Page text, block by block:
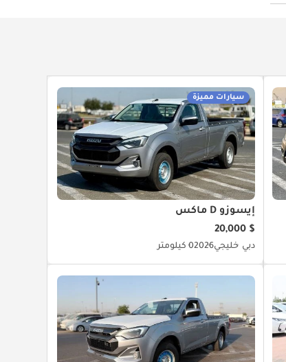
سيارات مميزة
إيسوزو D ماكس
$ 20,000
دبي خليجي20260 كيلومتر